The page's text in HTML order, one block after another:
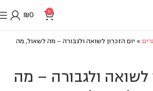
0
₪0
» יום הזכרון לשואה ולגבורה – מה לשאול, מה
לשואה ולגבורה – מה